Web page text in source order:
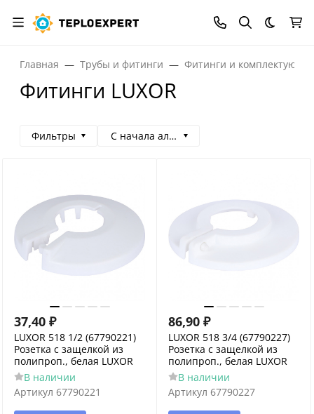
Темная
Главная Трубы и фитинги Фитинги и
Фитинги LUXOR
Фильтры С начала алфавита
37,40 ₽
LUXOR 518 1/2 (67790221)
Розетка с защелкой из
полипроп., белая LUXOR
В наличии
Артикул 67790221
86,90 ₽
LUXOR 518 3/4 (67790227)
Розетка с защелкой из
полипроп., белая LUXOR
В наличии
Артикул 67790227